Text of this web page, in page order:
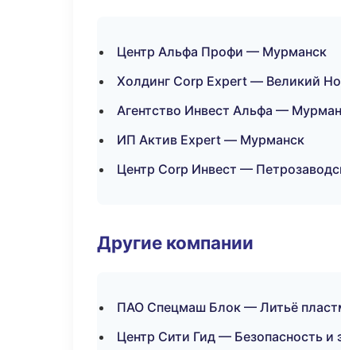
Центр Альфа Профи — Мурманск
Холдинг Corp Expert — Великий
Агентство Инвест Альфа —
ИП Актив Expert — Мурманск
Центр Corp Инвест —
Другие компании
ПАО Спецмаш Блок — Литьё
Центр Сити Гид — Безопасность